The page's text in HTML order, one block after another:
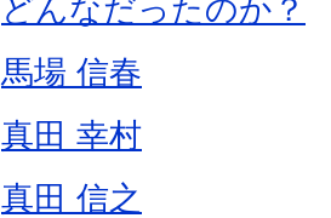
どんなだったのか？
馬場 信春
真田 幸村
真田 信之